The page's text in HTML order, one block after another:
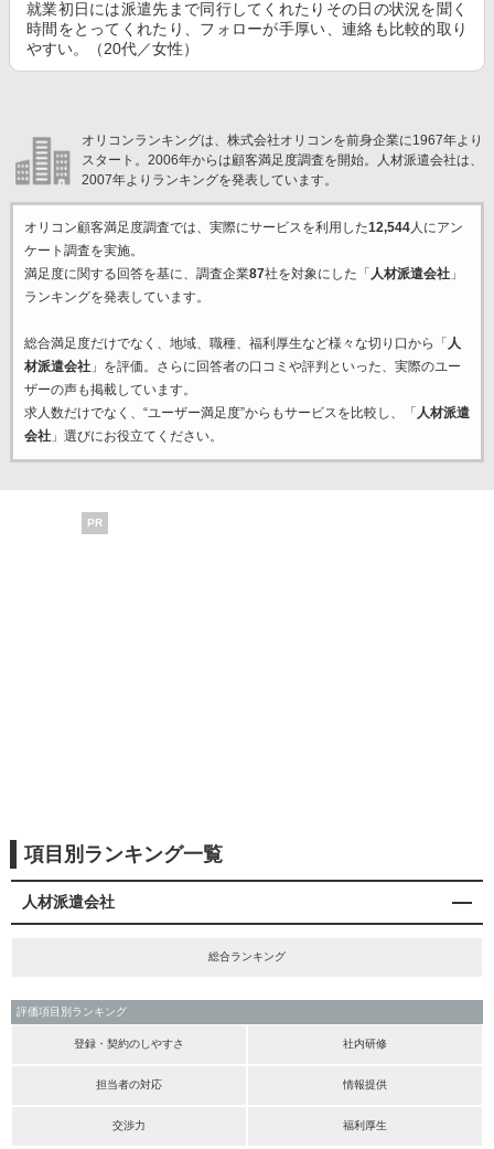
就業初日には派遣先まで同行してくれたりその日の状況を聞く
時間をとってくれたり、フォローが手厚い、連絡も比較的取り
やすい。（20代／女性）
オリコンランキングは、株式会社オリコンを前身企業に1967年より
スタート。2006年からは顧客満足度調査を開始。人材派遣会社は、
2007年よりランキングを発表しています。
オリコン顧客満足度調査では、実際にサービスを利用した12,544人にアン
ケート調査を実施。
満足度に関する回答を基に、調査企業87社を対象にした「 人材派遣会社」
ランキングを発表しています。
総合満足度だけでなく、地域、職種、福利厚生など様々な切り口から「 人
材派遣会社」を評価。さらに回答者の口コミや評判といった、実際のユー
ザーの声も掲載しています。
求人数だけでなく、“ユーザー満足度”からもサービスを比較し、「 人材派遣
会社」選びにお役立てください。
PR
項目別ランキング一覧
人材派遣会社
総合ランキング
評価項目別ランキング
登録・契約のしやすさ 社内研修
担当者の対応 情報提供
交渉力 福利厚生